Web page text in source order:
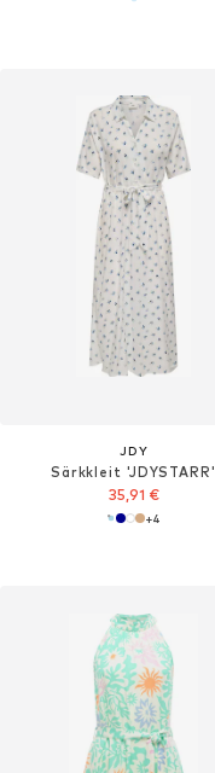
JDY
Särkkleit 'JDYSTARR'
35,91 €
+4